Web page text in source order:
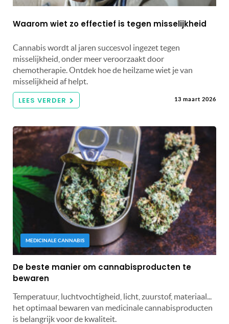
Waarom wiet zo effectief is tegen misselijkheid
Cannabis wordt al jaren succesvol ingezet tegen
misselijkheid, onder meer veroorzaakt door
chemotherapie. Ontdek hoe de heilzame wiet je van
misselijkheid af helpt.
LEES VERDER 13 maart 2026
MEDICINALE CANNABIS
De beste manier om cannabisproducten te
bewaren
Temperatuur, luchtvochtigheid, licht, zuurstof, materiaal...
het optimaal bewaren van medicinale cannabisproducten
is belangrijk voor de kwaliteit.